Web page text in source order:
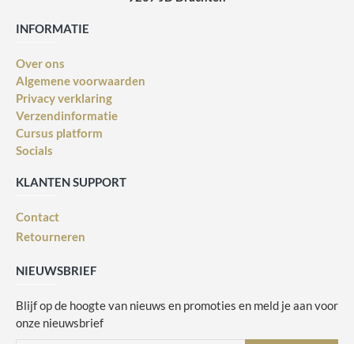
INFORMATIE
Over ons
Algemene voorwaarden
Privacy verklaring
Verzendinformatie
Cursus platform
Socials
KLANTEN SUPPORT
Contact
Retourneren
NIEUWSBRIEF
Blijf op de hoogte van nieuws en promoties en meld je aan voor
onze nieuwsbrief